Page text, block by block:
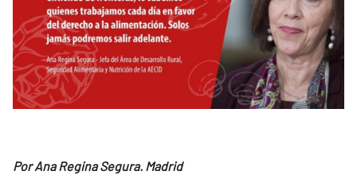
Por Ana Regina Segura. Madrid